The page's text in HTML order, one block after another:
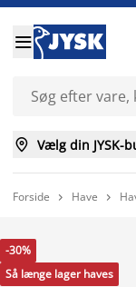

 Vælg din JYSK-
Forside  Have 
-30%
Så længe lager haves